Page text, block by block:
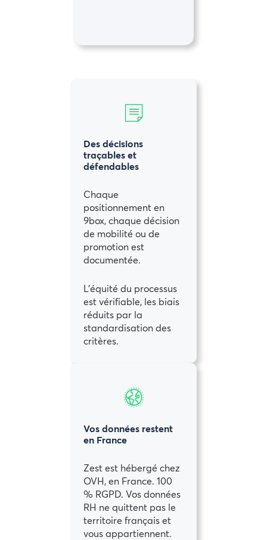
Des décisions
traçables et
défendables
Chaque
positionnement en
9box, chaque décision
de mobilité ou de
promotion est
documentée.
L’équité du processus
est vérifiable, les biais
réduits par la
standardisation des
critères.
Vos données restent
en France
Zest est hébergé chez
OVH, en France. 100
% RGPD. Vos données
RH ne quittent pas le
territoire français et
vous appartiennent.